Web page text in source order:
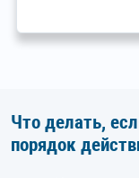
Что делать,
порядок